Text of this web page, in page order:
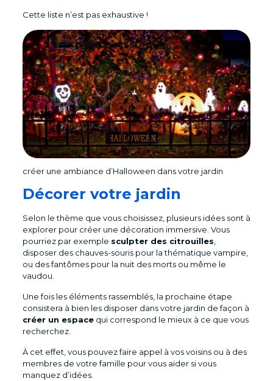
Cette liste n’est pas exhaustive !
créer une ambiance d’Halloween dans votre jardin
Décorer votre jardin
Selon le thème que vous choisissez, plusieurs idées sont à
explorer pour créer une décoration immersive. Vous
pourriez par exemple sculpter des citrouilles
disposer des chauves-souris pour la thématique vampire,
ou des fantômes pour la nuit des morts ou même le
vaudou.
Une fois les éléments rassemblés, la prochaine étape
consistera à bien les disposer dans votre jardin de façon à
créer un espacequi correspond le mieux à ce que vous
recherchez.
À cet effet, vous pouvez faire appel à vos voisins ou à des
membres de votre famille pour vous aider si vous
manquez d’idées.